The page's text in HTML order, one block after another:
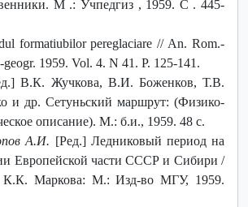
М .: Учпедгиз , 1959. С . 445-
formatiubilor pereglaciare // An. Rom.-
geogr. 1959. Vol. 4. N 41. P. 125-141.
В.К. Жучкова, В.И. Боженков, Т.В.
и др. Сетуньский маршрут: (Физико-
описание). М.: б.и., 1959. 48 с.
А.И. [Ред.] Ледниковый период на
Европейской части СССР и Сибири /
К.К. Маркова: М.: Изд-во МГУ, 1959.